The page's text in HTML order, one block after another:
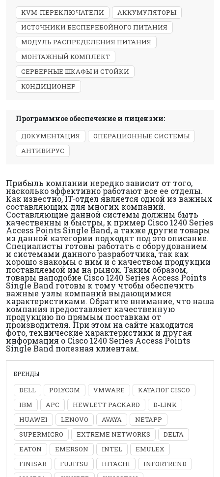
KVM-ПЕРЕКЛЮЧАТЕЛИ
АККУМУЛЯТОРЫ
ИСТОЧНИКИ БЕСПЕРЕБОЙНОГО ПИТАНИЯ
МОДУЛЬ РАСПРЕДЕЛЕНИЯ ПИТАНИЯ
МОНТАЖНЫЙ КОМПЛЕКТ
СЕРВЕРНЫЕ ШКАФЫ И СТОЙКИ
КОНДИЦИОНЕР
Программное обеспечение и лицензии:
ДОКУМЕНТАЦИЯ
ОПЕРАЦИОННЫЕ СИСТЕМЫ
АНТИВИРУС
Прибыль компании нередко зависит от того,
насколько эффективно работают все ее отделы.
Как известно, IT-отдел является одной из важных
составляющих для многих компаний.
Составляющие данной системы должны быть
качественны и быстры, к пример Cisco 1240 Series
Access Points Single Band, а также другие товары
из данной категории подходят под это описание.
Специалисты готовы работать с оборудованием
и системами данного разработчика, так как
хорошо знакомы с ним и с качеством продукции
поставляемой им на рынок. Таким образом,
товары наподобие Cisco 1240 Series Access Points
Single Band готовы к тому чтобы обеспечить
важные узлы компаний выдающимися
характеристиками. Обратите внимание, что наша
компания предоставляет качественную
продукцию по прямым поставкам от
производителя. При этом на сайте находится
фото, технические характеристики и другая
информация о Cisco 1240 Series Access Points
Single Band полезная клиентам.
БРЕНДЫ
DELL POLYCOM VMWARE
КАТАЛОГ CISCO
IBM
APC HEWLETT PACKARD
D-LINK
HUAWEI
LENOVO AVAYA
NETAPP
SUPERMICRO
EXTREME NETWORKS
DELTA
EATON
EMERSON INTEL
EMULEX
FINISAR
FUJITSU HITACHI
INFORTREND